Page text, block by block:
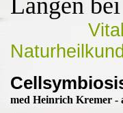
Langen
med Heinrich Kremer -